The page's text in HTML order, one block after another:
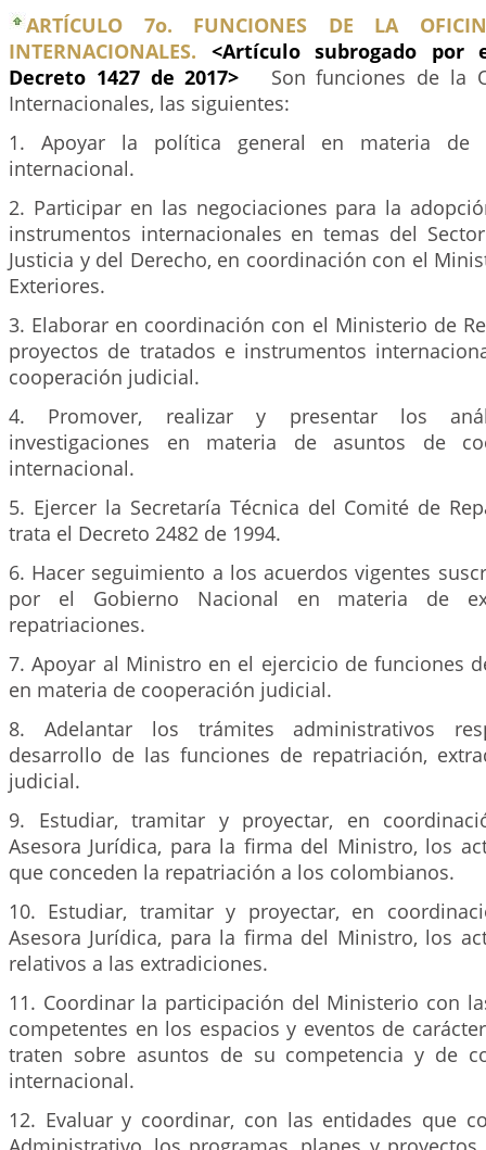
ARTÍCULO 7o. FUNCIONES DE LA
INTERNACIONALES.
<Artículo subrogado
Decreto 1427 de 2017> Son funciones de la
Internacionales, las siguientes:
1. Apoyar la política general en materia de
internacional.
2. Participar en las negociaciones para la
instrumentos internacionales en temas del
Justicia y del Derecho, en coordinación con el
Exteriores.
3. Elaborar en coordinación con el Ministerio de
proyectos de tratados e instrumentos
cooperación judicial.
4. Promover, realizar y presentar los
investigaciones en materia de asuntos de
internacional.
5. Ejercer la Secretaría Técnica del Comité de
trata el Decreto 2482 de 1994.
6. Hacer seguimiento a los acuerdos vigentes
por el Gobierno Nacional en materia de
repatriaciones.
7. Apoyar al Ministro en el ejercicio de funciones
en materia de cooperación judicial.
8. Adelantar los trámites administrativos
desarrollo de las funciones de repatriación,
judicial.
9. Estudiar, tramitar y proyectar, en
Asesora Jurídica, para la firma del Ministro, los
que conceden la repatriación a los colombianos.
10. Estudiar, tramitar y proyectar, en
Asesora Jurídica, para la firma del Ministro, los
relativos a las extradiciones.
11. Coordinar la participación del Ministerio con
competentes en los espacios y eventos de
traten sobre asuntos de su competencia y de
internacional.
12. Evaluar y coordinar, con las entidades que